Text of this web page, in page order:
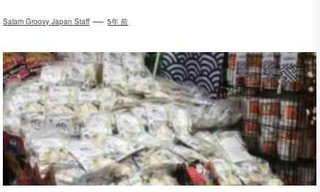
Salam Groovy Japan Staff 5年 前